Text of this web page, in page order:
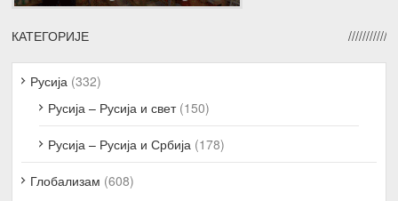
КАТЕГОРИЈЕ
Русија (332)
Русија – Русија и свет(150)
Русија – Русија и Србија (178)
Глобализам (608)